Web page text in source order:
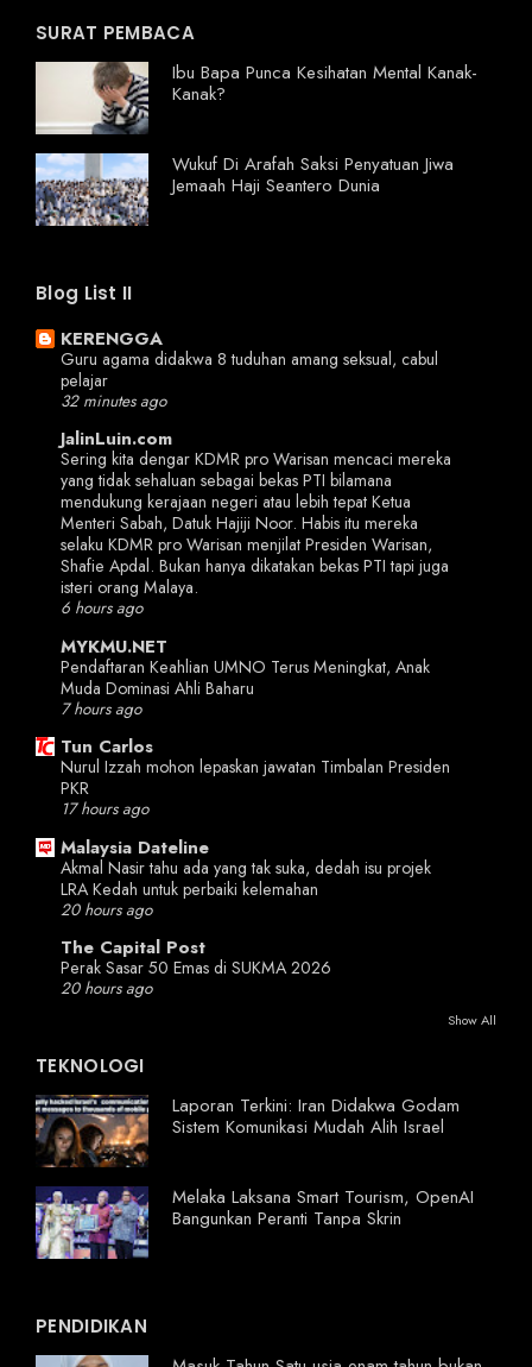
SURAT PEMBACA
Ibu Bapa Punca Kesihatan Mental Kanak-
Kanak?
Wukuf Di Arafah Saksi Penyatuan Jiwa
Jemaah Haji Seantero Dunia
Blog List II
KERENGGA
Guru agama didakwa 8 tuduhan amang seksual, cabul
pelajar
32 minutes ago
JalinLuin.com
Sering kita dengar KDMR pro Warisan mencaci mereka
yang tidak sehaluan sebagai bekas PTI bilamana
mendukung kerajaan negeri atau lebih tepat Ketua
Menteri Sabah, Datuk Hajiji Noor. Habis itu mereka
selaku KDMR pro Warisan menjilat Presiden Warisan,
Shafie Apdal. Bukan hanya dikatakan bekas PTI tapi juga
isteri orang Malaya.
6 hours ago
MYKMU.NET
Pendaftaran Keahlian UMNO Terus Meningkat, Anak
Muda Dominasi Ahli Baharu
7 hours ago
Tun Carlos
Nurul Izzah mohon lepaskan jawatan Timbalan Presiden
PKR
17 hours ago
Malaysia Dateline
Akmal Nasir tahu ada yang tak suka, dedah isu projek
LRA Kedah untuk perbaiki kelemahan
20 hours ago
The Capital Post
Perak Sasar 50 Emas di SUKMA 2026
20 hours ago
Show All
TEKNOLOGI
Laporan Terkini: Iran Didakwa Godam
Sistem Komunikasi Mudah Alih Israel
Melaka Laksana Smart Tourism, OpenAI
Bangunkan Peranti Tanpa Skrin
PENDIDIKAN